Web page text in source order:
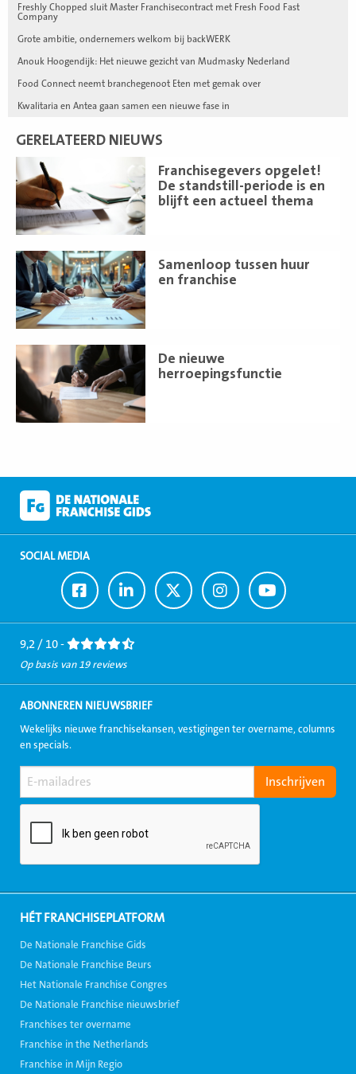
Freshly Chopped sluit Master Franchisecontract met Fresh Food Fast
Company
Grote ambitie, ondernemers welkom bij backWERK
Anouk Hoogendijk: Het nieuwe gezicht van Mudmasky Nederland
Food Connect neemt branchegenoot Eten met gemak over
Kwalitaria en Antea gaan samen een nieuwe fase in
GERELATEERD NIEUWS
Franchisegevers opgelet!
De standstill-periode is en
blijft een actueel thema
Lees
meer
Samenloop tussen huur
en franchise
Lees
meer
De nieuwe
herroepingsfunctie
Lees
meer
SOCIAL MEDIA
Ga
naar
Facebook
Ga
naar
LinkedIn
Ga
naar
Twitter
Ga
naar
Instagram
Ga
naar
Youtube
9,2 / 10 -
Op basis van 19 reviews
ABONNEREN NIEUWSBRIEF
Wekelijks nieuwe franchisekansen, vestigingen ter overname, columns
en specials.
HÉT FRANCHISEPLATFORM
De Nationale Franchise Gids
De Nationale Franchise Beurs
Het Nationale Franchise Congres
De Nationale Franchise nieuwsbrief
Franchises ter overname
Franchise in the Netherlands
Franchise in Mijn Regio